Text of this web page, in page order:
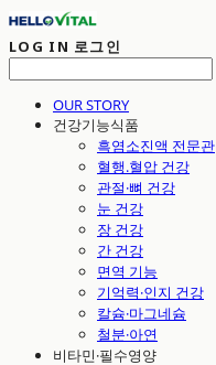
LOG IN 로그인
OUR STORY
건강기능식품
흑염소진액 전문관
혈행.혈압 건강
관절·뼈 건강
눈 건강
장 건강
간 건강
면역 기능
기억력·인지 건강
칼슘·마그네슘
철분·아연
비타민·필수영양